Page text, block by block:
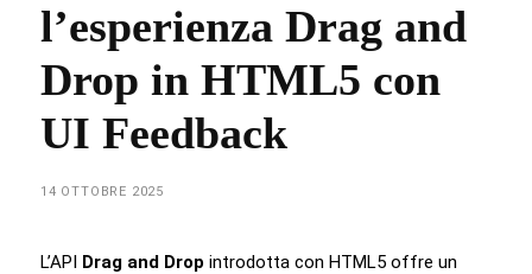
l’esperienza Drag and
Drop in HTML5 con
UI Feedback
14 OTTOBRE 2025
L’API Drag and Drop introdotta con HTML5 offre un